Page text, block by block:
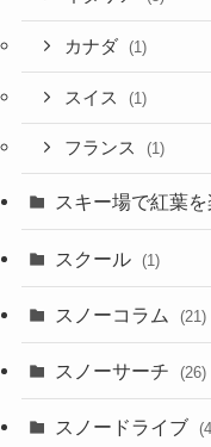
カナダ (1)
スイス (1)
フランス (1)
スキー場で紅葉
スクール (1)
スノーコラム (21)
スノーサーチ (26)
スノードライブ